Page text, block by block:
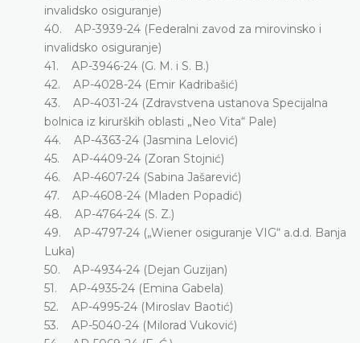
invalidsko osiguranje)
40. AP-3939-24 (Federalni zavod za mirovinsko i
invalidsko osiguranje)
41. AP-3946-24 (G. M. i S. B.)
42. AP-4028-24 (Emir Kadribašić)
43. AP-4031-24 (Zdravstvena ustanova Specijalna
bolnica iz kirurških oblasti „Neo Vita“ Pale)
44. AP-4363-24 (Jasmina Lelović)
45. AP-4409-24 (Zoran Stojnić)
46. AP-4607-24 (Sabina Jašarević)
47. AP-4608-24 (Mladen Popadić)
48. AP-4764-24 (S. Z.)
49. AP-4797-24 („Wiener osiguranje VIG“ a.d.d. Banja
Luka)
50. AP-4934-24 (Dejan Guzijan)
51. AP-4935-24 (Emina Gabela)
52. AP-4995-24 (Miroslav Baotić)
53. AP-5040-24 (Milorad Vuković)